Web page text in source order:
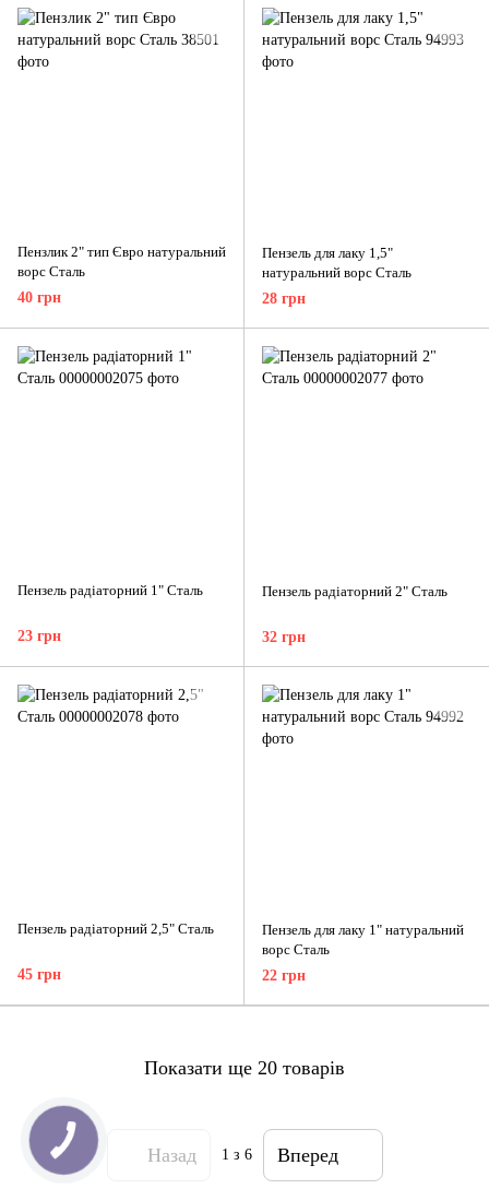
Пензлик 2" тип Євро натуральний
ворс Сталь
40 грн
Пензель для лаку 1,5"
натуральний ворс Сталь
28 грн
Пензель радіаторний 1" Сталь
23 грн
Пензель радіаторний 2" Сталь
32 грн
Пензель радіаторний 2,5" Сталь
45 грн
Пензель для лаку 1" натуральний
ворс Сталь
22 грн
Показати ще 20 товарів
Назад 1 з 6 Вперед